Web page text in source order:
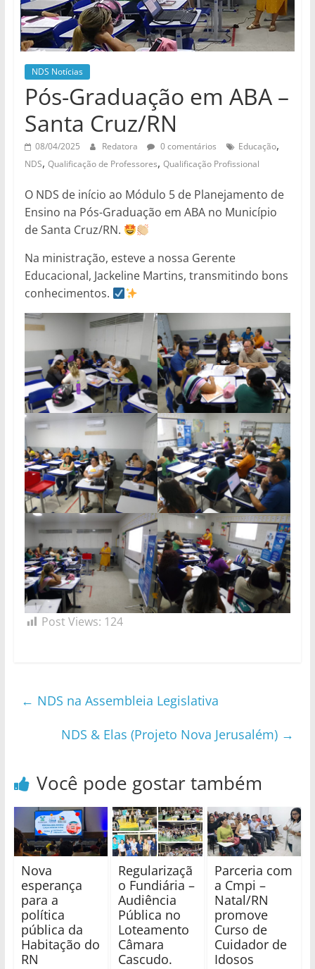
de
divulgação
do
NDSNDS Notícias
Pós-Graduação em ABA –
Santa Cruz/RN
08/04/2025 Redatora 0 comentários Educação,
NDS, Qualificação de Professores, Qualificação Profissional
O NDS de início ao Módulo 5 de Planejamento de
Ensino na Pós-Graduação em ABA no Município
de Santa Cruz/RN.
Na ministração, esteve a nossa Gerente
Educacional, Jackeline Martins, transmitindo bons
conhecimentos.
Post Views: 124
← NDS na Assembleia Legislativa
NDS & Elas (Projeto Nova Jerusalém) →
Você pode gostar também
Nova
esperança
para a
política
pública da
Habitação do
RN
Regularizaçã
o Fundiária –
Audiência
Pública no
Loteamento
Câmara
Cascudo.
Parceria com
a Cmpi –
Natal/RN
promove
Curso de
Cuidador de
Idosos